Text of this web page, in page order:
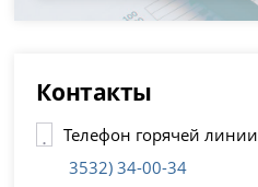
Контакты
Телефон горячей линии
3532) 34-00-34